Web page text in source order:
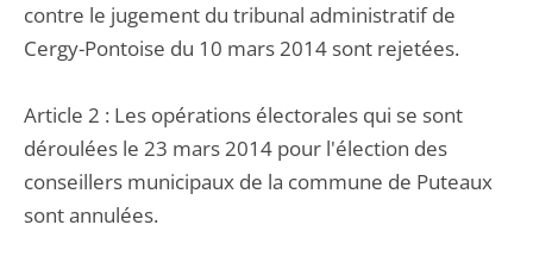
contre le jugement du tribunal administratif de
Cergy-Pontoise du 10 mars 2014 sont rejetées.
Article 2 : Les opérations électorales qui se sont
déroulées le 23 mars 2014 pour l'élection des
conseillers municipaux de la commune de Puteaux
sont annulées.